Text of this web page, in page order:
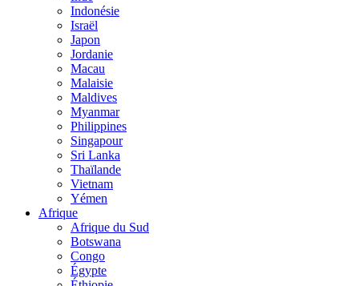
Indonésie
Israël
Japon
Jordanie
Macau
Malaisie
Maldives
Myanmar
Philippines
Singapour
Sri Lanka
Thaïlande
Vietnam
Yémen
Afrique
Afrique du Sud
Botswana
Congo
Égypte